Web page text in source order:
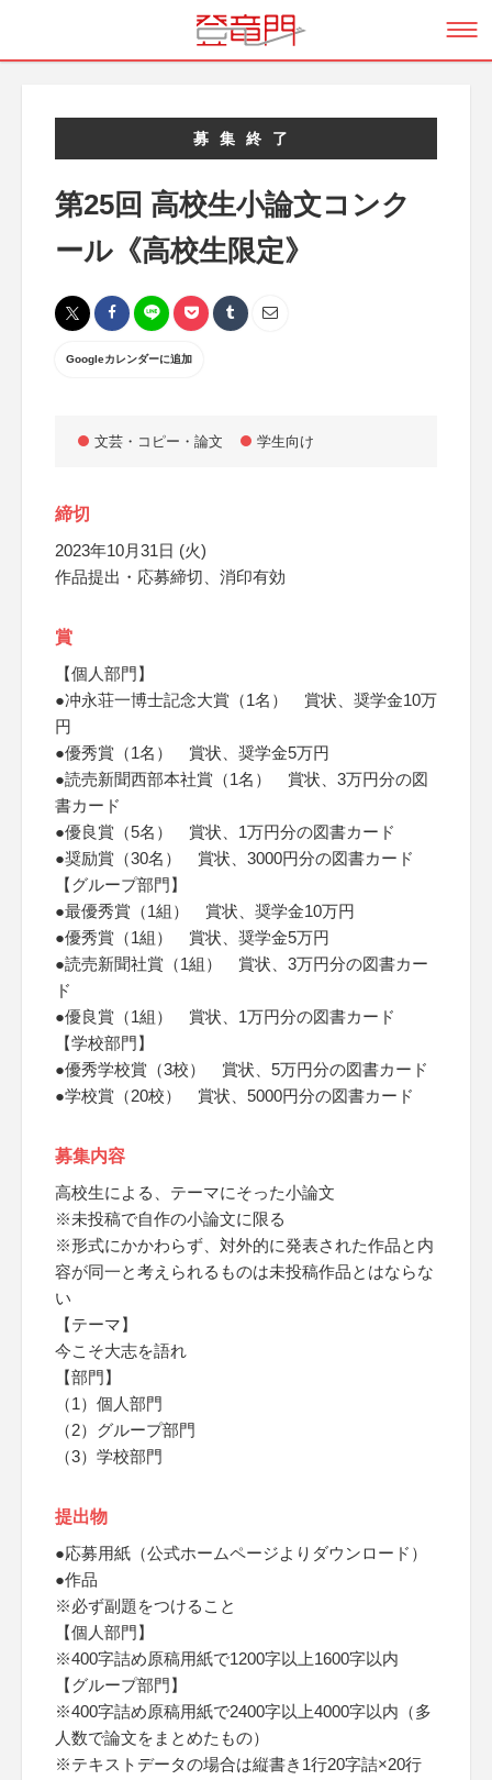
募集終了
第25回 高校生小論文コンク
ール《高校生限定》
Googleカレンダーに追加
文芸・コピー・論文 学生向け
締切
2023年10月31日 (火)
作品提出・応募締切、消印有効
賞
【個人部門】
●冲永荘一博士記念大賞（1名） 賞状、奨学金10万
円
●優秀賞（1名） 賞状、奨学金5万円
●読売新聞西部本社賞（1名） 賞状、3万円分の図
書カード
●優良賞（5名） 賞状、1万円分の図書カード
●奨励賞（30名） 賞状、3000円分の図書カード
【グループ部門】
●最優秀賞（1組） 賞状、奨学金10万円
●優秀賞（1組） 賞状、奨学金5万円
●読売新聞社賞（1組） 賞状、3万円分の図書カー
ド
●優良賞（1組） 賞状、1万円分の図書カード
【学校部門】
●優秀学校賞（3校） 賞状、5万円分の図書カード
●学校賞（20校） 賞状、5000円分の図書カード
募集内容
高校生による、テーマにそった小論文
※未投稿で自作の小論文に限る
※形式にかかわらず、対外的に発表された作品と内
容が同一と考えられるものは未投稿作品とはならな
い
【テーマ】
今こそ大志を語れ
【部門】
（1）個人部門
（2）グループ部門
（3）学校部門
提出物
●応募用紙（公式ホームページよりダウンロード）
●作品
※必ず副題をつけること
【個人部門】
※400字詰め原稿用紙で1200字以上1600字以内
【グループ部門】
※400字詰め原稿用紙で2400字以上4000字以内（多
人数で論文をまとめたもの）
※テキストデータの場合は縦書き1行20字詰×20行